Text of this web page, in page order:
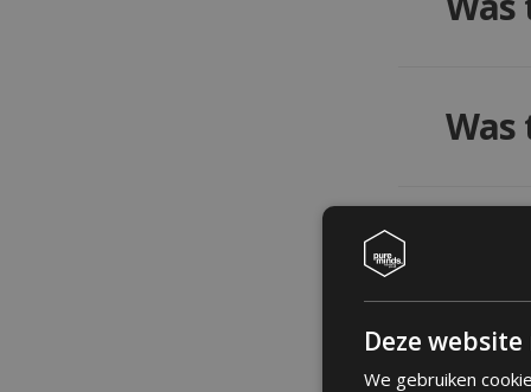
Was
pulvinar
Was
Deze
We gebruiken